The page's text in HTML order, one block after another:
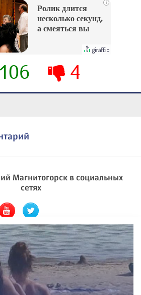
i
Ролик длится
несколько секунд,
а смеяться вы
106 4
Магнитогорск в социальных
сетях